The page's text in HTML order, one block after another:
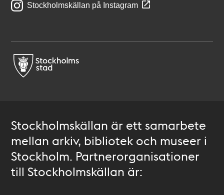
Stockholmskällan på Instagram
Stockholmskällan är ett samarbete
mellan arkiv, bibliotek och museer i
Stockholm. Partnerorganisationer
till Stockholmskällan är: